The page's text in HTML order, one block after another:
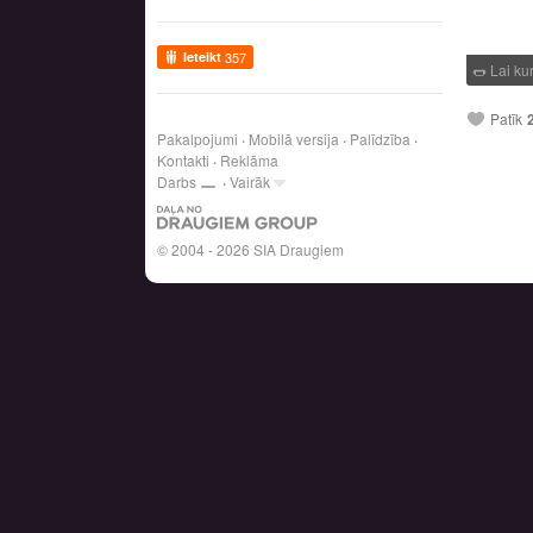
Ieteikt 357
Pakalpojumi Mobilā versija
Palīdzība
Kontakti
Reklāma
Darbs
Vairāk
© 2004 - 2026 SIA Draugiem
🌭 Lai
Patīk 2